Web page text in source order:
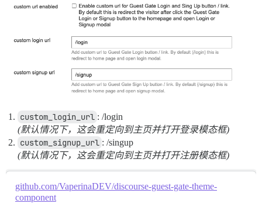
custom_login_url : /login
(默认情况下，这会重定向到主页并打开登录模态框)
custom_signup_url : /singup
(默认情况下，这会重定向到主页并打开注册模态框)
github.com/VaperinaDEV/discourse-guest-gate-theme-
component